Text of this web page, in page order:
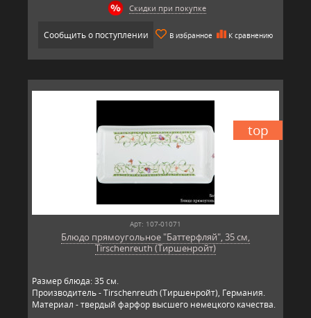
Скидки при покупке
Сообщить о поступлении В избранное К сравнению
top
Арт: 107-01071
Блюдо прямоугольное "Баттерфляй", 35 см,
Tirschenreuth (Тиршенройт)
Размер блюда: 35 см.
Производитель - Tirschenreuth (Тиршенройт), Германия.
Материал - твердый фарфор высшего немецкого качества.